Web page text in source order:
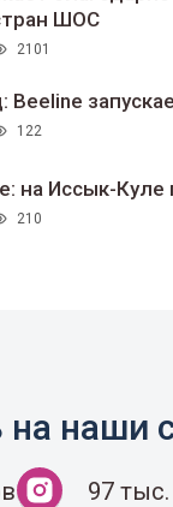
ШОС
2101
Beeline
122
на Иссык-
210
наши
97